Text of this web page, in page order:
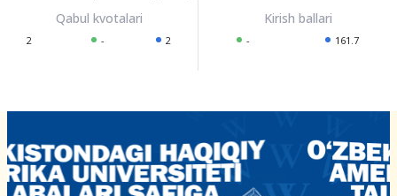
2 - 2 - 161.7